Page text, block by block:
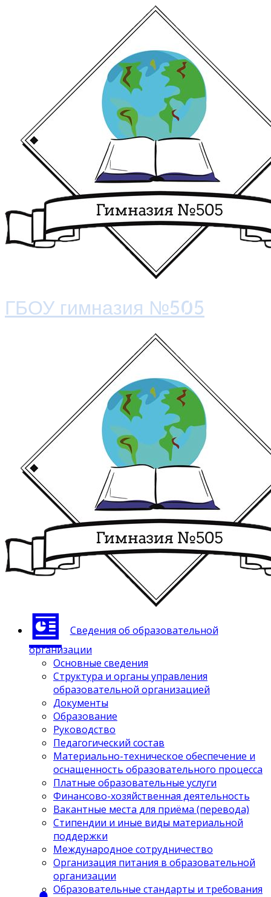
ГБОУ гимназия №505
Сведения об образовательной
организации
Основные сведения
Структура и органы управления
образовательной организацией
Документы
Образование
Руководство
Педагогический состав
Материально-техническое обеспечение и
оснащенность образовательного процесса
Платные образовательные услуги
Финансово-хозяйственная деятельность
Вакантные места для приёма (перевода)
Стипендии и иные виды материальной
поддержки
Международное сотрудничество
Организация питания в образовательной
организации
Образовательные стандарты и требования